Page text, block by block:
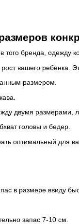
бренда, одежду
рост вашего ребенка.
размером.
двумя размерами,
головы и бедер.
оптимальный для
в размере ввиду
запас 7-10 см.